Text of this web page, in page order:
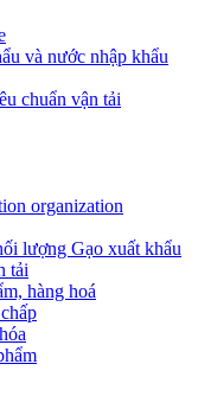
và nước nhập khẩu
chuẩn vận tải
organization
lượng Gạo xuất khẩu
tải
hàng hoá